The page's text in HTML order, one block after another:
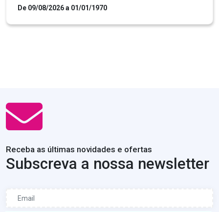
De 09/08/2026 a 01/01/1970
Receba as últimas novidades e ofertas
Subscreva a nossa newsletter